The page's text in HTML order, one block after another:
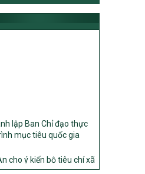
mục tiêu quốc gia